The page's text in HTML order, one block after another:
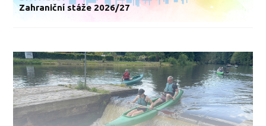
Zahraniční stáže 2026/27